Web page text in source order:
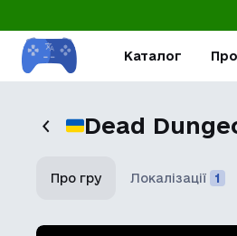
Каталог
Dead
Про гру Локалізації 1